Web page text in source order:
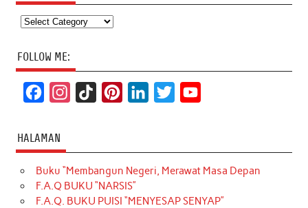
Categories
FOLLOW ME:
c
e
b
o
t
a
g
T
o
k
t
e
r
k
e
d
t
t
e
T
u
b
HALAMAN
Buku “Membangun Negeri, Merawat Masa Depan
F.A.Q BUKU “NARSIS”
F.A.Q. BUKU PUISI “MENYESAP SENYAP”